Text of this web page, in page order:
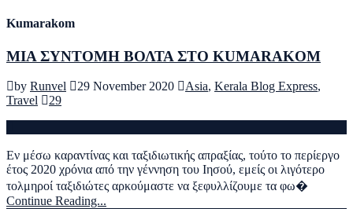
Kumarakom
MIA ΣΥΝΤΟΜΗ ΒΟΛΤΑ ΣΤΟ KUMARAKOM
by Runvel 29 November 2020 Asia, Kerala Blog Express,
Travel
29
Eν μέσω καραντίνας και ταξιδιωτικής απραξίας, τούτο το περίεργο
έτος 2020 χρόνια από την γέννηση του Ιησού, εμείς οι λιγότερο
τολμηροί ταξιδιώτες αρκούμαστε να ξεφυλλίζουμε τα φω�
Continue Reading...